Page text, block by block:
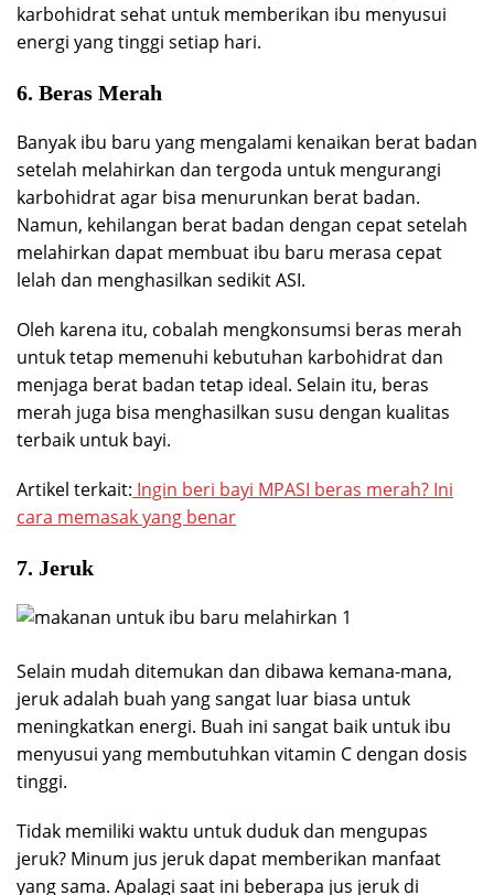
karbohidrat sehat untuk memberikan ibu menyusui
energi yang tinggi setiap hari.
6. Beras Merah
Banyak ibu baru yang mengalami kenaikan berat badan
setelah melahirkan dan tergoda untuk mengurangi
karbohidrat agar bisa menurunkan berat badan.
Namun, kehilangan berat badan dengan cepat setelah
melahirkan dapat membuat ibu baru merasa cepat
lelah dan menghasilkan sedikit ASI.
Oleh karena itu, cobalah mengkonsumsi beras merah
untuk tetap memenuhi kebutuhan karbohidrat dan
menjaga berat badan tetap ideal. Selain itu, beras
merah juga bisa menghasilkan susu dengan kualitas
terbaik untuk bayi.
Artikel terkait: Ingin beri bayi MPASI beras merah? Ini
cara memasak yang benar
7. Jeruk
Selain mudah ditemukan dan dibawa kemana-mana,
jeruk adalah buah yang sangat luar biasa untuk
meningkatkan energi. Buah ini sangat baik untuk ibu
menyusui yang membutuhkan vitamin C dengan dosis
tinggi.
Tidak memiliki waktu untuk duduk dan mengupas
jeruk? Minum jus jeruk dapat memberikan manfaat
yang sama. Apalagi saat ini beberapa jus jeruk di